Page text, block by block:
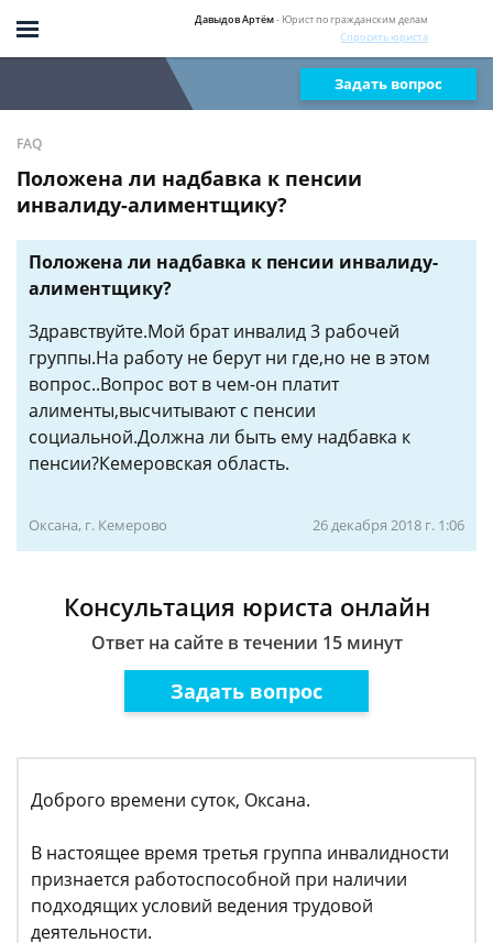
Давыдов Артём- Юрист по гражданским делам
Спросить юриста
Задать вопрос
FAQ
Положена ли надбавка к пенсии
инвалиду-алиментщику?
Положена ли надбавка к пенсии инвалиду-
алиментщику?
Здравствуйте.Мой брат инвалид 3 рабочей
группы.На работу не берут ни где,но не в этом
вопрос..Вопрос вот в чем-он платит
алименты,высчитывают с пенсии
социальной.Должна ли быть ему надбавка к
пенсии?Кемеровская область.
Оксана, г. Кемерово 26 декабря 2018 г. 1:06
Консультация юриста онлайн
Ответ на сайте в течении 15 минут
Задать вопрос
Доброго времени суток, Оксана.
В настоящее время третья группа инвалидности
признается работоспособной при наличии
подходящих условий ведения трудовой
деятельности.